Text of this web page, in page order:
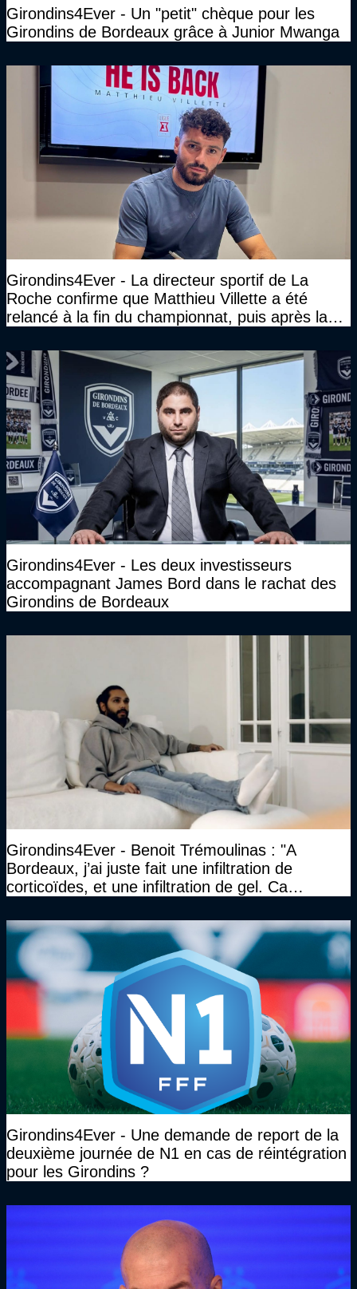
Girondins4Ever - Un "petit" chèque pour les
Girondins de Bordeaux grâce à Junior Mwanga
Girondins4Ever - La directeur sportif de La
Roche confirme que Matthieu Villette a été
relancé à la fin du championnat, puis après la
Girondins4Ever - Les deux investisseurs
accompagnant James Bord dans le rachat des
Girondins de Bordeaux
Girondins4Ever - Benoit Trémoulinas : "A
Bordeaux, j’ai juste fait une infiltration de
corticoïdes, et une infiltration de gel. Ca
Girondins4Ever - Une demande de report de la
deuxième journée de N1 en cas de réintégration
pour les Girondins ?